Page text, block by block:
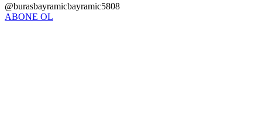
@burasbayramicbayramic5808
ABONE OL